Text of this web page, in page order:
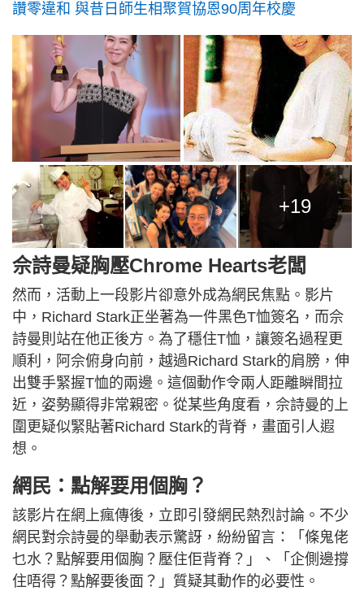
讚零違和 與昔日師生相聚賀協恩90周年校慶
+19
佘詩曼疑胸壓Chrome Hearts老闆
然而，活動上一段影片卻意外成為網民焦點。影片
中，Richard Stark正坐著為一件黑色T恤簽名，而佘
詩曼則站在他正後方。為了穩住T恤，讓簽名過程更
順利，阿佘俯身向前，越過Richard Stark的肩膀，伸
出雙手緊握T恤的兩邊。這個動作令兩人距離瞬間拉
近，姿勢顯得非常親密。從某些角度看，佘詩曼的上
圍更疑似緊貼著Richard Stark的背脊，畫面引人遐
想。
網民：點解要用個胸？
該影片在網上瘋傳後，立即引發網民熱烈討論。不少
網民對佘詩曼的舉動表示驚訝，紛紛留言：「條鬼佬
乜水？點解要用個胸？壓住佢背脊？」、「企側邊撐
住唔得？點解要後面？」質疑其動作的必要性。